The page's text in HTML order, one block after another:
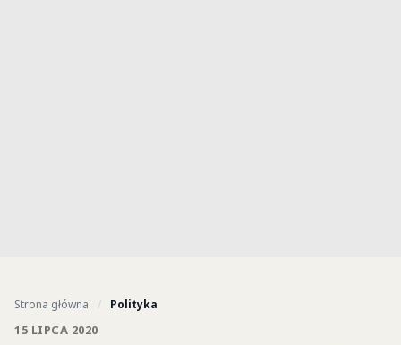
Strona główna / Polityka
15 LIPCA 2020